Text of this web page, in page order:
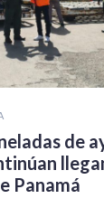
de
Panamá